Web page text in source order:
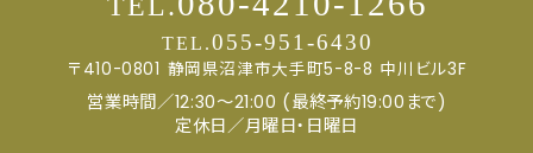
TEL.055-951-6430
〒410-0801 静岡県沼津市大手町5-8-8 中川ビル3F
営業時間／12:30～21:00 (最終予約19:00まで)
定休日／月曜日・日曜日